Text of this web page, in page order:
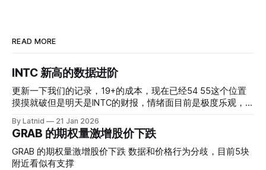
READ MORE
INTC 新高的数据进阶
更新一下我们的记录，19+的成本，现在已经54 55这个位置
摸摸就破但是明天是INTC的财报，情绪面目前是极度乐观，反
是突破前的支撑CC感觉可以做，放远些, 因为18A的经验还未
真正得到普遍大众的关注，当然财报可以继续出新消息顶一下
压力位置。 数据在70驻扎 整体呈现 47 – 60 短期位置
By Latnid 21 Jan 2026
GRAB 的期权量激增股价下跌
GRAB 的期权量激增股价下跌 数据和价格行为分歧，目前5块
附近看似有支撑